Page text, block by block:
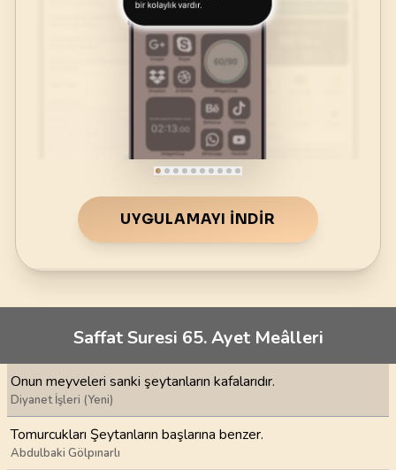
UYGULAMAYI İNDIR
Saffat Suresi 65. Ayet Meâlleri
Onun meyveleri sanki şeytanların kafalarıdır.
Diyanet İşleri (Yeni)
Tomurcukları Şeytanların başlarına benzer.
Abdulbaki Gölpınarlı